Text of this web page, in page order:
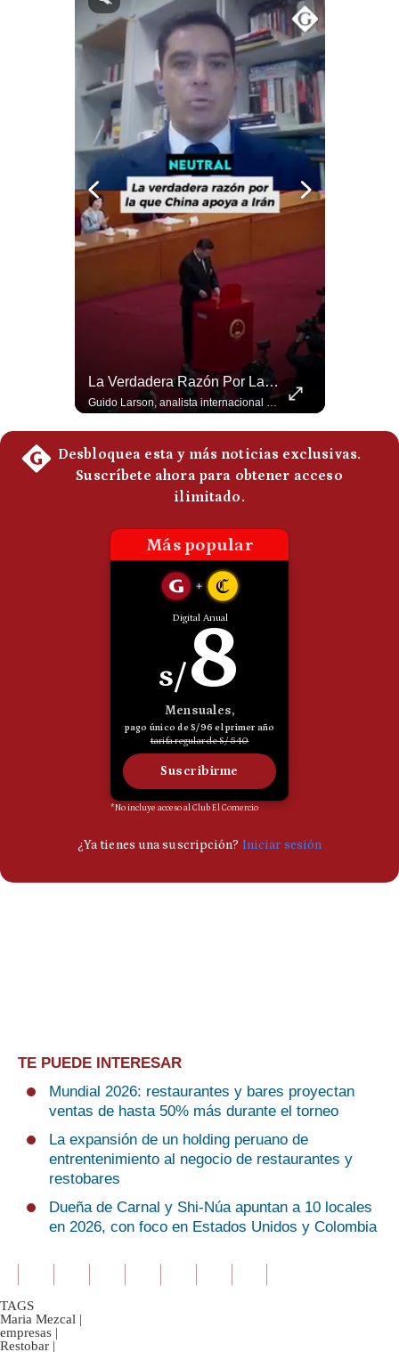
Condiciones
Privacidad
Preguntas
Frecuentes
La Verdadera Razón Por La Que China Apoya A Irán | Gestión Mundo
Guido Larson, analista internacional explica que la guerra no puede entenderse únicamente como un enfrentamiento entre Estados Unidos e Irán, sino también dentro de la competencia global entre Washington y Pekín. El analista sostiene que China mantiene su relación petrolera con Irán y que le interesa que Estados Unidos consuma recursos y pierda influencia. 🚀 ¿Quieres entender el mundo sin ruido? Únete a nuestra comunidad y forma parte del cambio. #GestiónNewsroomLive #NoticiasGlobales #AnálisisGeopolítico #EconomíaMundial #IA #Geopolítica #LatinosEnUSA #NoticiasEnEspañol 👉 Suscríbete y activa la campana para no perderte nuestro análisis diario. 🌎 Síguenos en nuestras redes sociales: 📌 Web oficial: https://gestion.pe/mundo/ 📌 LinkedIn: http://bit.ly/3HYIET0 📌 X (Twitter): http://bit.ly/4noZtX9 📌 TikTok: http://bit.ly/4evB6TO
TE PUEDE INTERESAR
Mundial 2026: restaurantes y bares proyectan
ventas de hasta 50% más durante el torneo
La expansión de un holding peruano de
entrentenimiento al negocio de restaurantes y
restobares
Dueña de Carnal y Shi-Núa apuntan a 10 locales
en 2026, con foco en Estados Unidos y Colombia
TAGS
Maria Mezcal |
empresas |
Restobar |